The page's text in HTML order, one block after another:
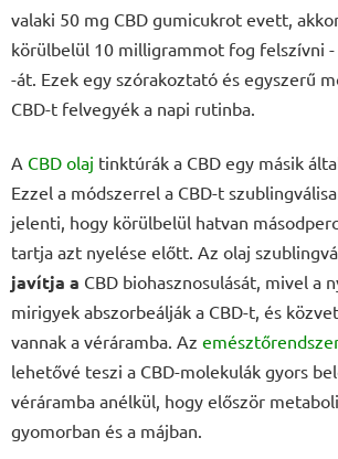
valaki 50 mg CBD gumicukrot evett,
körülbelül 10 milligrammot fog felszívni -
-át. Ezek egy szórakoztató és egyszerű
CBD-t felvegyék a napi rutinba.
A CBD olaj tinktúrák a CBD egy másik
Ezzel a módszerrel a CBD-t
jelenti, hogy körülbelül hatvan
tartja azt nyelése előtt. Az olaj
javítja a CBD biohasznosulását, mivel a
mirigyek abszorbeálják a CBD-t, és
vannak a véráramba. Az
lehetővé teszi a CBD-molekulák gyors
véráramba anélkül, hogy először
gyomorban és a májban.